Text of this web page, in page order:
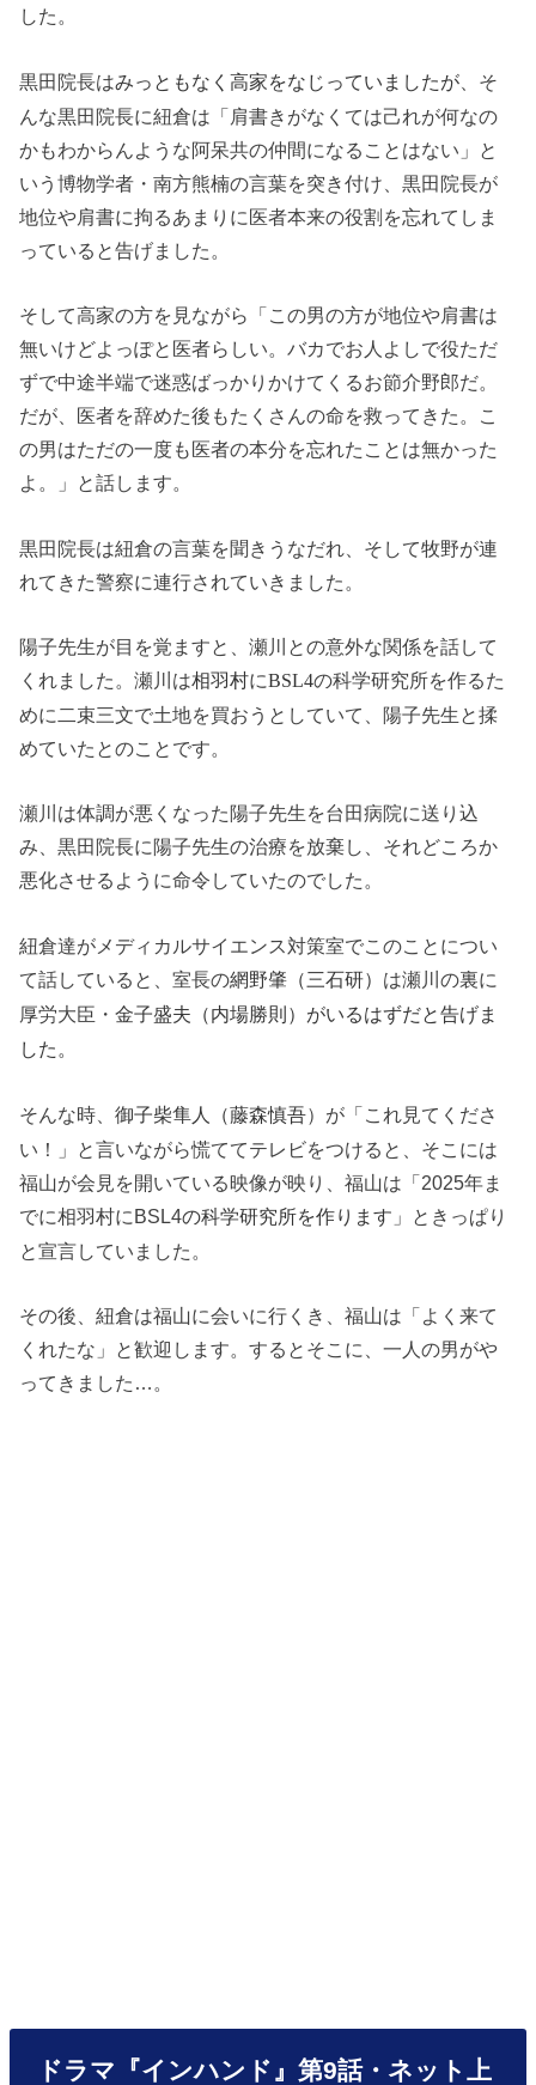
した。
黒田院長はみっともなく高家をなじっていましたが 、そ
んな黒田院長に紐倉は「肩書きがなくては己れが何なの
かもわからんような阿呆共の仲間になることはない」と
いう博物学者・南方熊楠の言葉を突き付け、黒田院長が
地位や肩書に拘るあまりに医者本来の役割を忘れてしま
っていると告げました。
そして高家の方を見ながら「この男の方が地位や肩書は
無いけどよっぽと医者らしい。バカでお人よしで役ただ
ずで中途半端で迷惑ばっかりかけてくるお節介野郎だ。
だが、医者を辞めた後もたくさんの命を救ってきた。こ
の男はただの一度も医者の本分を忘れたことは無かった
よ。」と話します。
黒田院長は紐倉の言葉を聞きうなだれ、そして牧野が連
れてきた警察に連行されていきました。
陽子先生が目を覚ますと、瀬川との意外な関係を話して
くれました。瀬川は相羽村にBSL4の科学研究所を作るた
めに二束三文で土地を買おうとしていて、陽子先生と揉
めていたとのことです。
瀬川は体調が悪くなった陽子先生を台田病院に送り込
み、黒田院長に陽子先生の治療を放棄し、それどころか
悪化させるように命令していたのでした。
紐倉達がメディカルサイエンス対策室でこのことについ
て話していると、室長の網野肇（三石研） は瀬川の裏に
厚労大臣・金子盛夫（内場勝則）がいるはずだと告げま
した。
そんな時、御子柴隼人（藤森慎吾）が「これ見てくださ
い！」と言いながら慌ててテレビをつけると、そこには
福山が会見を開いている映像が映り、福山は「2025年ま
でに相羽村にBSL4の科学研究所を作ります 」ときっぱり
と宣言していました。
その後、紐倉は福山に会いに行くき、福山は「よく来て
くれたな」と歓迎します。するとそこに、一人の男がや
ってきました…。
ドラマ『インハンド』第9話・ネット上